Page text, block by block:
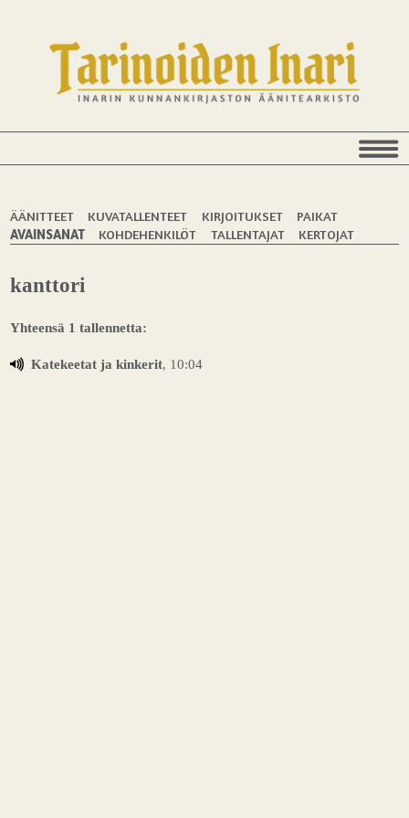
ÄÄNITTEET KUVATALLENTEET KIRJOITUKSET
PAIKAT
AVAINSANAT
KOHDEHENKILÖT TALLENTAJAT KERTOJAT
kanttori
Yhteensä 1 tallennetta:
Katekeetat ja kinkerit, 10:04